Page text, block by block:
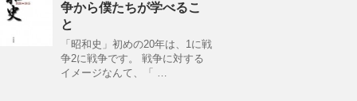
争から僕たちが学べるこ
と
「昭和史」初めの20年は、1に戦
争2に戦争です。 戦争に対する
イメージなんて、「 …